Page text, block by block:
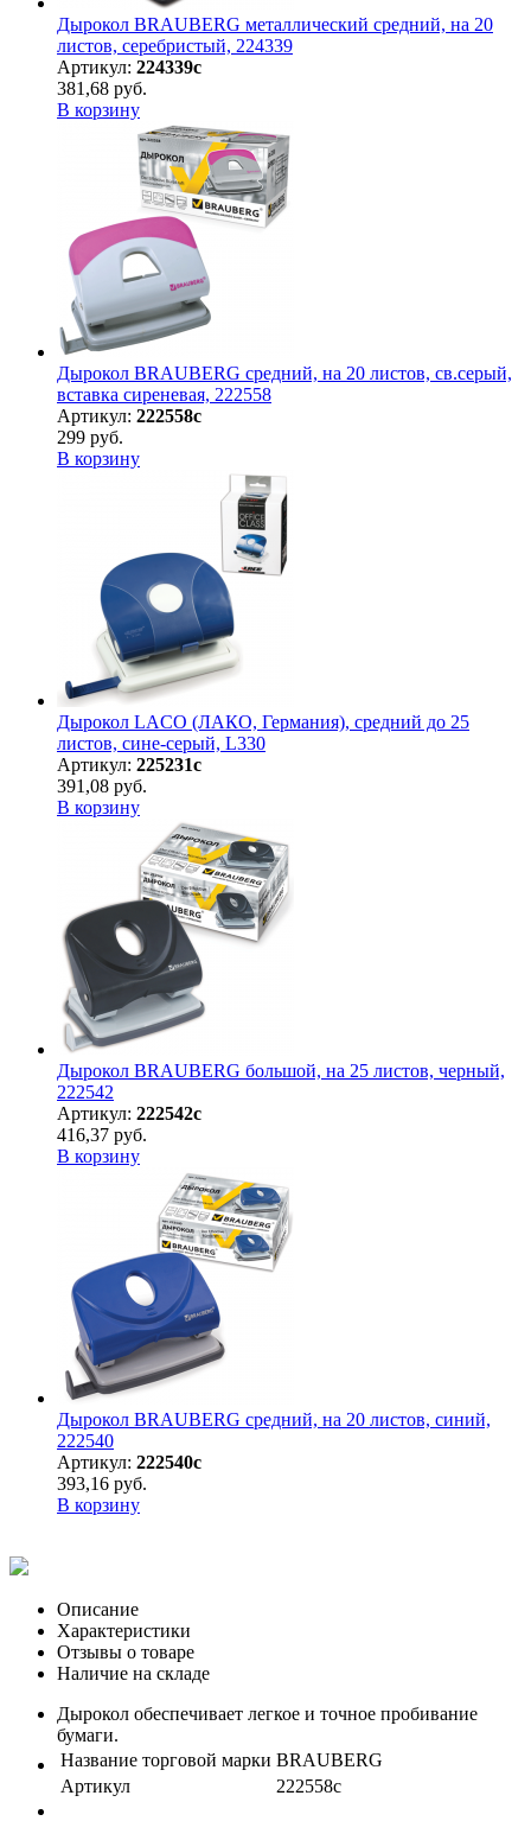
Дырокол BRAUBERG металлический средний, на 20
листов, серебристый, 224339
Артикул: 224339с
381,68 руб.
В корзину
Дырокол BRAUBERG средний, на 20 листов, св.серый,
вставка сиреневая, 222558
Артикул: 222558с
299 руб.
В корзину
Дырокол LACO (ЛАКО, Германия), средний до 25
листов, сине-серый, L330
Артикул: 225231с
391,08 руб.
В корзину
Дырокол BRAUBERG большой, на 25 листов, черный,
222542
Артикул: 222542с
416,37 руб.
В корзину
Дырокол BRAUBERG средний, на 20 листов, синий,
222540
Артикул: 222540с
393,16 руб.
В корзину
Описание
Характеристики
Отзывы о товаре
Наличие на складе
Дырокол обеспечивает легкое и точное пробивание
бумаги.
Название торговой марки BRAUBERG
Артикул
222558с